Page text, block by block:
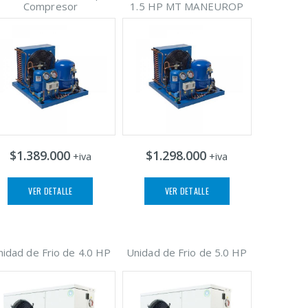
Compresor
$1.389.000+iva
VER DETALLE
1.5 HP MT MANEUROP
$1.298.000 +iva
VER DETALLE
de Frio de 4.0 HP Unidad de Frio de 5.0 HP